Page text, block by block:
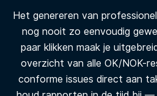
Het genereren van
nog nooit zo eenvoudig
paar klikken maak je
overzicht van alle OK/NOK-
conforme issues direct aan